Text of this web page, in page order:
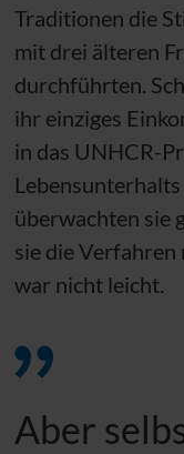
Traditionen die
mit drei älteren
durchführten.
ihr einziges
in das UNHCR-
überwachten sie
sie die
war nicht leicht.
Aber